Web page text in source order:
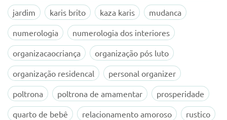
jardim
karis brito kaza karis
mudanca
numerologia
numerologia dos interiores
organizacaocriança
organização pós luto
organização residencal
personal organizer
poltrona
poltrona de amamentar
prosperidade
quarto de bebê
relacionamento amoroso rustico